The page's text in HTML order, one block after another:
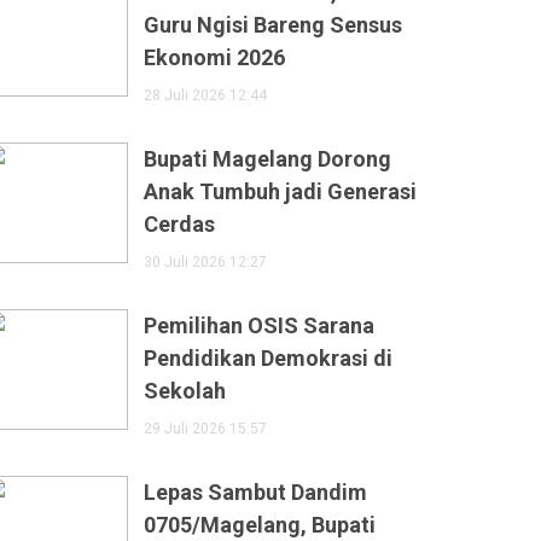
Guru Ngisi Bareng Sensus
Ekonomi 2026
28 Juli 2026 12:44
Bupati Magelang Dorong
Anak Tumbuh jadi Generasi
Cerdas
30 Juli 2026 12:27
Pemilihan OSIS Sarana
Pendidikan Demokrasi di
Sekolah
29 Juli 2026 15:57
Lepas Sambut Dandim
0705/Magelang, Bupati